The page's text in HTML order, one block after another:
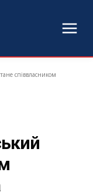
співвласником